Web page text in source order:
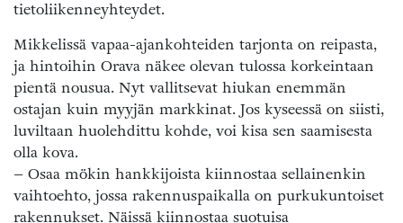
tietoliikenneyhteydet.
Mikkelissä vapaa-ajankohteiden tarjonta on reipasta,
ja hintoihin Orava näkee olevan tulossa korkeintaan
pientä nousua. Nyt vallitsevat hiukan enemmän
ostajan kuin myyjän markkinat. Jos kyseessä on siisti,
luviltaan huolehdittu kohde, voi kisa sen saamisesta
olla kova.
– Osaa mökin hankkijoista kiinnostaa sellainenkin
vaihtoehto, jossa rakennuspaikalla on purkukuntoiset
rakennukset. Näissä kiinnostaa suotuisa